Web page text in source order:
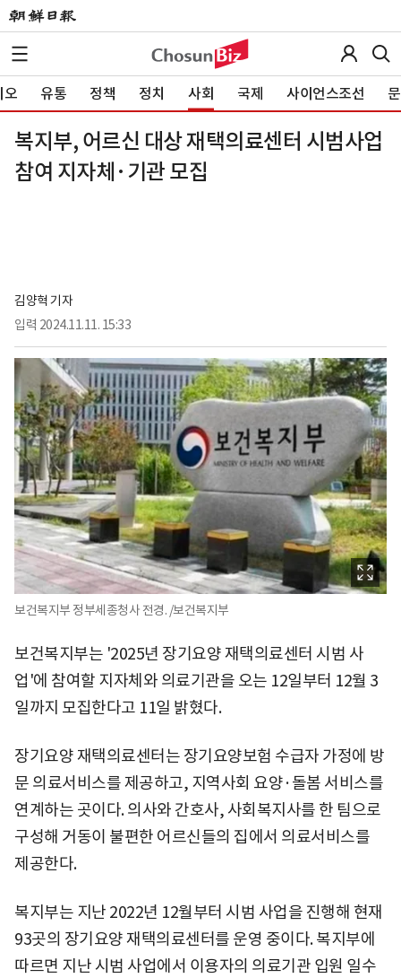
오 유통 정책 정치 사회 국제 사이언스조선
복지부, 어르신 대상 재택의료센터 시범사업
참여 지자체·기관 모집
김양혁 기자
입력 2024.11.11. 15:33
보건복지부 정부세종청사 전경. /보건복지부
보건복지부는 '2025년 장기요양 재택의료센터 시범 사
업'에 참여할 지자체와 의료기관을 오는 12일부터 12월 3
일까지 모집한다고 11일 밝혔다.
장기요양 재택의료센터는 장기요양보험 수급자 가정에 방
문 의료서비스를 제공하고, 지역사회 요양·돌봄 서비스를
연계하는 곳이다. 의사와 간호사, 사회복지사를 한 팀으로
구성해 거동이 불편한 어르신들의 집에서 의료서비스를
제공한다.
복지부는 지난 2022년 12월부터 시범 사업을 진행해 현재
93곳의 장기요양 재택의료센터를 운영 중이다. 복지부에
따르면 지난 시범 사업에서 이용자의 의료기관 입원 일수